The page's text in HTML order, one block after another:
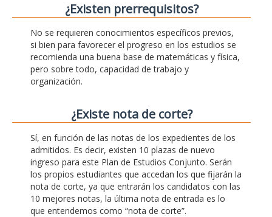
¿Existen prerrequisitos?
No se requieren conocimientos específicos previos,
si bien para favorecer el progreso en los estudios se
recomienda una buena base de matemáticas y física,
pero sobre todo, capacidad de trabajo y
organización.
¿Existe nota de corte?
Sí, en función de las notas de los expedientes de los
admitidos. Es decir, existen 10 plazas de nuevo
ingreso para este Plan de Estudios Conjunto. Serán
los propios estudiantes que accedan los que fijarán la
nota de corte, ya que entrarán los candidatos con las
10 mejores notas, la última nota de entrada es lo
que entendemos como “nota de corte”.